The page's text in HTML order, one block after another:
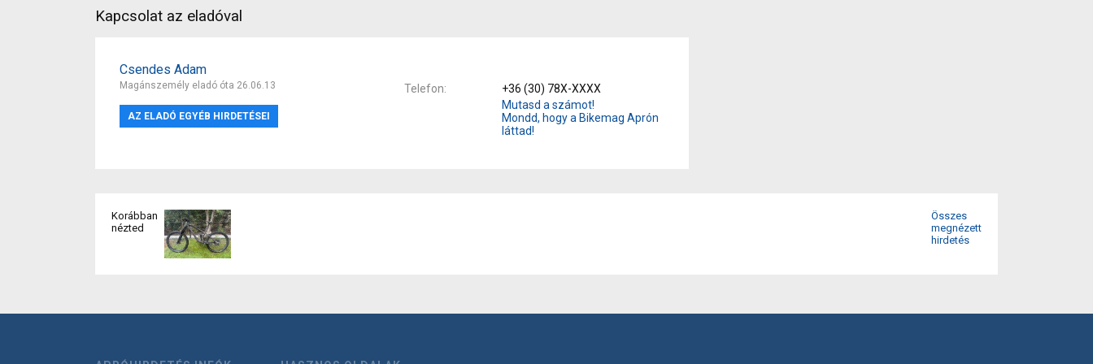
Kapcsolat az eladóval
Csendes Adam
Magánszemély eladó óta 26.06.13
AZ ELADÓ EGYÉB HIRDETÉSEI
Telefon
+36 (30) 78X-XXXX
Mutasd a számot!
Mondd, hogy a Bikemag Aprón
láttad!
Korábban
nézted
Összes
megnézett
hirdetés